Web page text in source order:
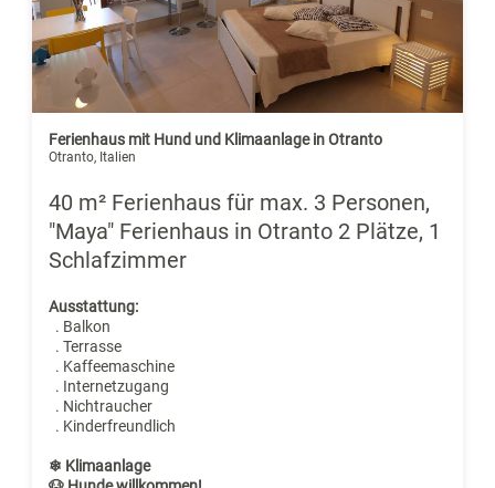
Ferienhaus mit Hund und Klimaanlage in Otranto
Otranto, Italien
40 m² Ferienhaus für max. 3 Personen,
"Maya" Ferienhaus in Otranto 2 Plätze, 1
Schlafzimmer
Ausstattung:
. Balkon
. Terrasse
. Kaffeemaschine
. Internetzugang
. Nichtraucher
. Kinderfreundlich
❄ Klimaanlage